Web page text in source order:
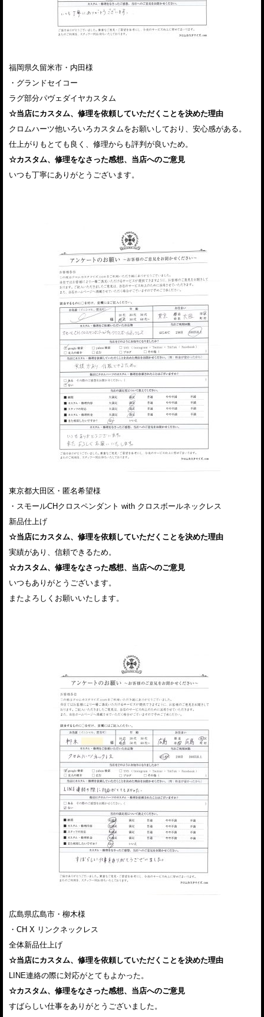
福岡県久留米市・内田様
・グランドセイコー
ラグ部分パヴェダイヤカスタム
☆当店にカスタム、修理を依頼していただくことを決めた理由
クロムハーツ他いろいろカスタムをお願いしており、安心感がある。
仕上がりもとても良く、修理からも評判が良いため。
☆カスタム、修理をなさった感想、当店へのご意見
いつも丁寧にありがとうございます。
東京都大田区・匿名希望様
・スモールCHクロスペンダント with クロスボールネックレス
新品仕上げ
☆当店にカスタム、修理を依頼していただくことを決めた理由
実績があり、信頼できるため。
☆カスタム、修理をなさった感想、当店へのご意見
いつもありがとうございます。
またよろしくお願いいたします。
広島県広島市・柳木様
・CH X リンクネックレス
全体新品仕上げ
☆当店にカスタム、修理を依頼していただくことを決めた理由
LINE連絡の際に対応がとてもよかった。
☆カスタム、修理をなさった感想、当店へのご意見
すばらしい仕事をありがとうございました。